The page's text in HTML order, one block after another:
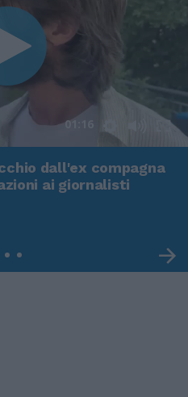
01:16
dall'ex compagna
ai giornalisti